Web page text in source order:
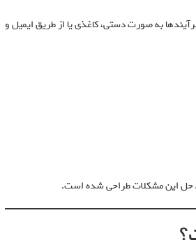
به صورت دستی، کاغذی یا از طریق ایمیل و